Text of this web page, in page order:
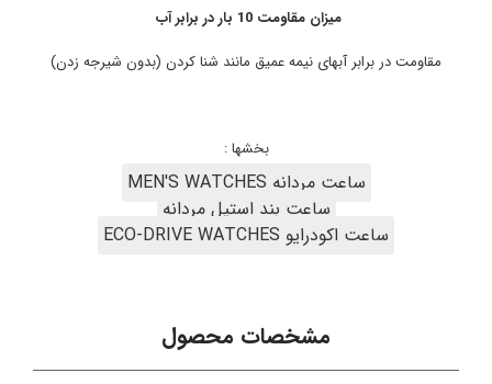
میزان مقاومت 10 بار در برابر آب
مقاومت در برابر آبهای نیمه عمیق مانند شنا کردن (بدون شیرجه زدن)
بخشها :
ساعت مردانه MEN'S WATCHES
ساعت بند استیل مردانه
ساعت اکودرایو ECO-DRIVE WATCHES
مشخصات محصول